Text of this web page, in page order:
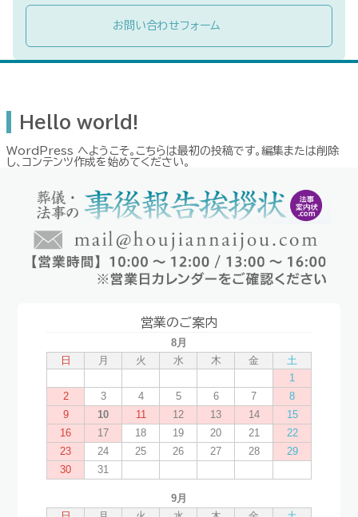
お問い合わせフォーム
Hello world!
WordPress へようこそ。こちらは最初の投稿です。編集または削除
し、コンテンツ作成を始めてください。
営業のご案内